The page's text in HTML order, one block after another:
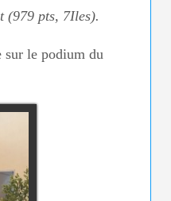
(979 pts, 7Iles).
le podium du